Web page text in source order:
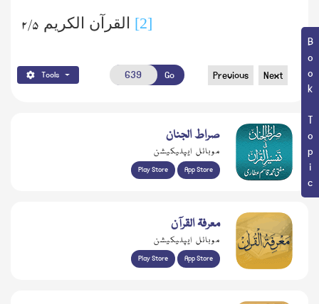
Book Topic
[2] القرآن الکریم ۵/ ۲
Tools Go Previous Next
صراط الجنان
موبائل ایپلیکیشن
Play Store App Store
معرفۃ القرآن
موبائل ایپلیکیشن
Play Store App Store